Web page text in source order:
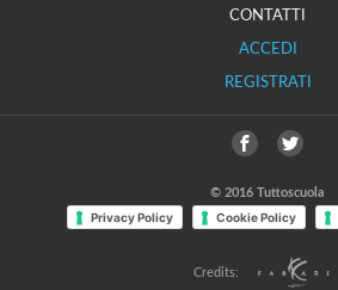
CONTATTI
ACCEDI
REGISTRATI
© 2016 Tuttoscuola
Privacy Policy Cookie Policy
Credits: